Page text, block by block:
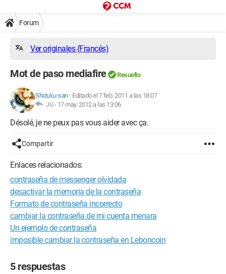
Forum
Ver originales (Francés)
Mot de paso mediafire Resuelto
Shizuku-san- Editado el 7 feb. 2011 a las 18:07
JU - 17 may. 2012 a las 13:06
Désolé, je ne peux pas vous aider avec ça.
Compartir
Enlaces relacionados:
contraseña de messenger olvidada
desactivar la memoria de la contraseña
Formato de contraseña incorrecto
cambiar la contraseña de mi cuenta menara
Un ejemplo de contraseña
imposible cambiar la contraseña en Leboncoin
5 respuestas